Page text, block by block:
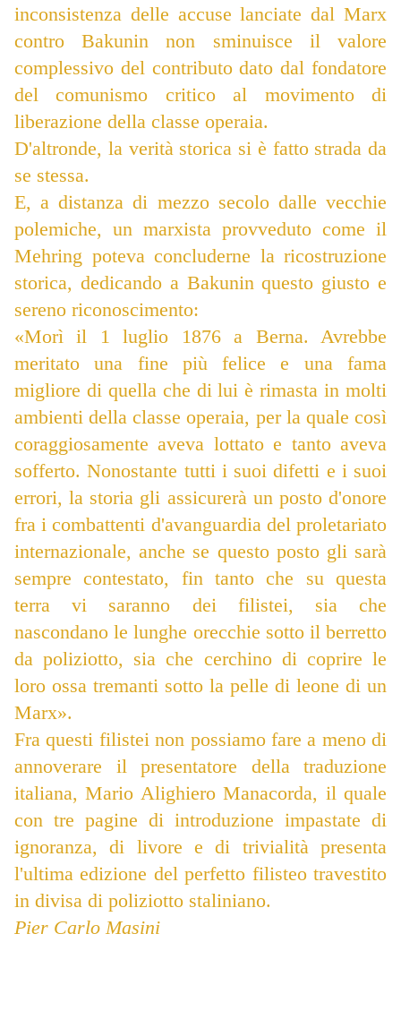
inconsistenza delle accuse lanciate dal Marx
contro Bakunin non sminuisce il valore
complessivo del contributo dato dal fondatore
del comunismo critico al movimento di
liberazione della classe operaia.
D'altronde, la verità storica si è fatto strada da
se stessa.
E, a distanza di mezzo secolo dalle vecchie
polemiche, un marxista provveduto come il
Mehring poteva concluderne la ricostruzione
storica, dedicando a Bakunin questo giusto e
sereno riconoscimento:
«Morì il 1 luglio 1876 a Berna. Avrebbe
meritato una fine più felice e una fama
migliore di quella che di lui è rimasta in molti
ambienti della classe operaia, per la quale così
coraggiosamente aveva lottato e tanto aveva
sofferto. Nonostante tutti i suoi difetti e i suoi
errori, la storia gli assicurerà un posto d'onore
fra i combattenti d'avanguardia del proletariato
internazionale, anche se questo posto gli sarà
sempre contestato, fin tanto che su questa
terra vi saranno dei filistei, sia che
nascondano le lunghe orecchie sotto il berretto
da poliziotto, sia che cerchino di coprire le
loro ossa tremanti sotto la pelle di leone di un
Marx».
Fra questi filistei non possiamo fare a meno di
annoverare il presentatore della traduzione
italiana, Mario Alighiero Manacorda, il quale
con tre pagine di introduzione impastate di
ignoranza, di livore e di trivialità presenta
l'ultima edizione del perfetto filisteo travestito
in divisa di poliziotto staliniano.
Pier Carlo Masini